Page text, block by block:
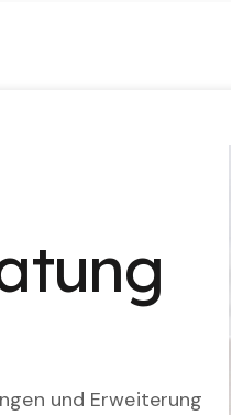
und Erweiterung